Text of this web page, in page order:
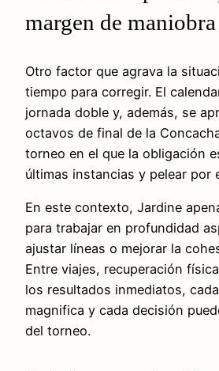
margen de maniobra
Otro factor que agrava la
tiempo para corregir. El
jornada doble y, además, se
octavos de final de la
torneo en el que la obligación
últimas instancias y pelear por
En este contexto, Jardine
para trabajar en profundidad
ajustar líneas o mejorar la
Entre viajes, recuperación
los resultados inmediatos,
magnifica y cada decisión
del torneo.